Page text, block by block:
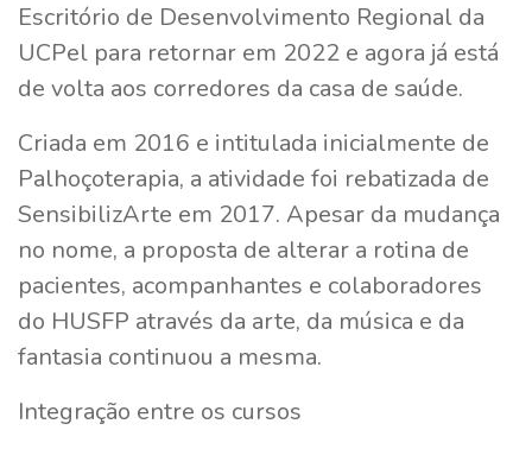
Escritório de Desenvolvimento Regional da
UCPel para retornar em 2022 e agora já está
de volta aos corredores da casa de saúde.
Criada em 2016 e intitulada inicialmente de
Palhoçoterapia, a atividade foi rebatizada de
SensibilizArte em 2017. Apesar da mudança
no nome, a proposta de alterar a rotina de
pacientes, acompanhantes e colaboradores
do HUSFP através da arte, da música e da
fantasia continuou a mesma.
Integração entre os cursos